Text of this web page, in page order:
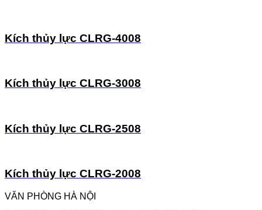
Kích thủy lực CLRG-4008
Kích thủy lực CLRG-3008
Kích thủy lực CLRG-2508
Kích thủy lực CLRG-2008
VĂN PHÒNG HÀ NỘI